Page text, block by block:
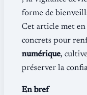
forme de
Cet article met en
concrets pour
numérique,
préserver la
En bref